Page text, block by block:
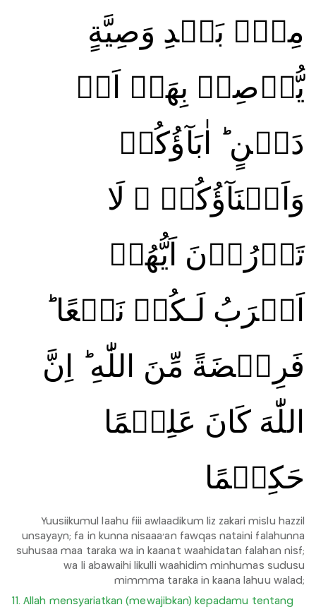
مِنۡۢ بَعۡدِ وَصِيَّةٍ
يُّوۡصِىۡ بِهَاۤ اَوۡ
دَيۡنٍ‌ ؕ اٰبَآؤُكُمۡ
وَاَبۡنَآؤُكُمۡ ۚ لَا
تَدۡرُوۡنَ اَيُّهُمۡ
اَقۡرَبُ لَـكُمۡ نَفۡعًا‌ ؕ
فَرِيۡضَةً مِّنَ اللّٰهِ ‌ؕ اِنَّ
اللّٰهَ كَانَ عَلِيۡمًا
حَكِيۡمًا
Yuusiikumul laahu fiii awlaadikum liz zakari mislu hazzil
unsayayn; fa in kunna nisaaa'an fawqas nataini falahunna
suhusaa maa taraka wa in kaanat waahidatan falahan nisf;
wa li abawaihi likulli waahidim minhumas sudusu
mimmma taraka in kaana lahuu walad;
11. Allah mensyariatkan (mewajibkan) kepadamu tentang